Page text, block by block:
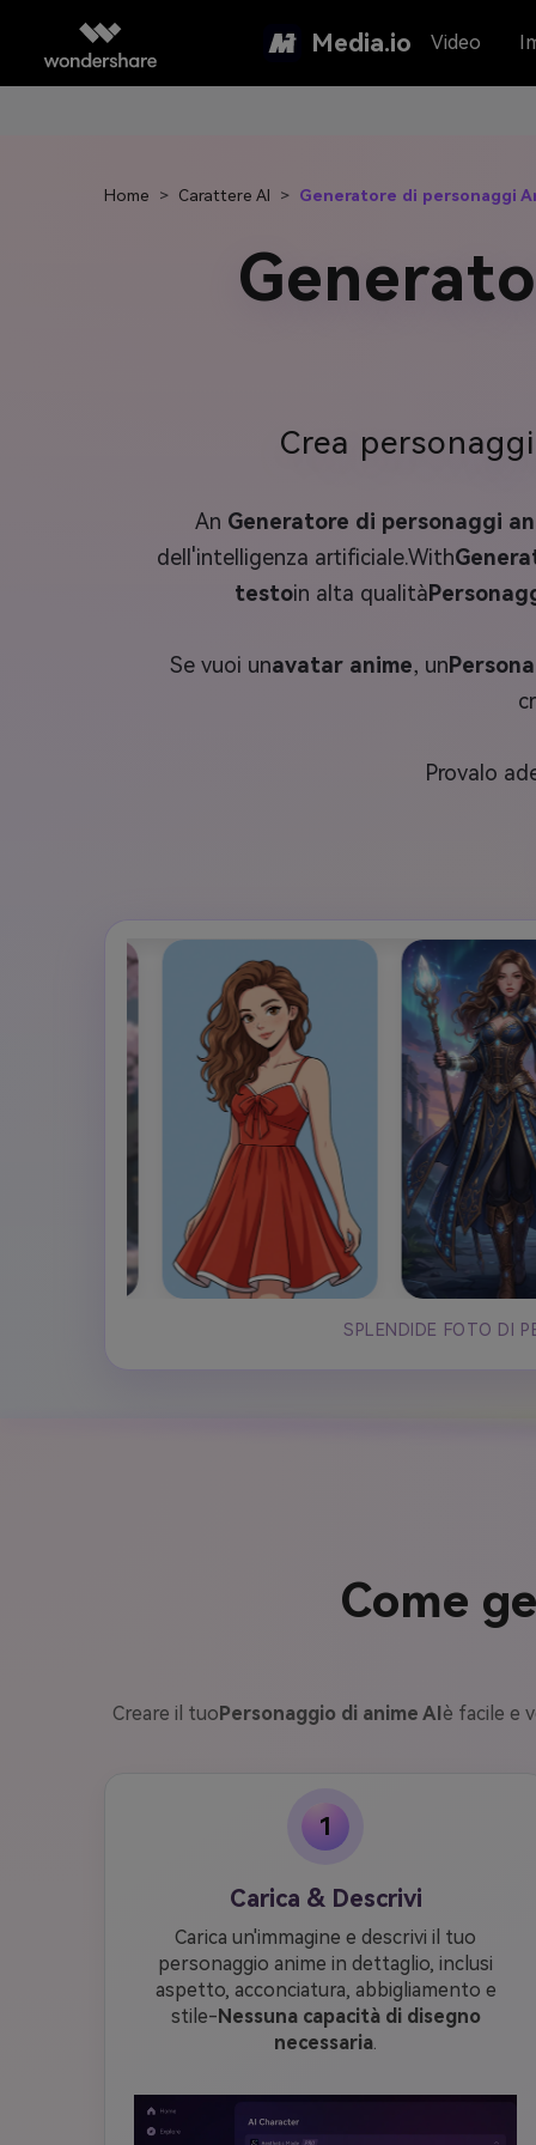
Media.io Video
Home > Carattere AI > Generatore di personaggi
Crea
An Generatore di personaggi
dell'intelligenza artificiale.With
testoin alta qualità
Se vuoi unavatar anime, un
Provalo
SPLENDIDE FOTO DI
Come
Creare il tuoPersonaggio di anime AIè facile e
1
Carica & Descrivi
Carica un'immagine e descrivi il tuo
personaggio anime in dettaglio, inclusi
aspetto, acconciatura, abbigliamento e
stile-Nessuna capacità di disegno
necessaria.